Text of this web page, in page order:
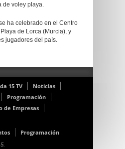
de voley playa.
celebrado en el Centro
de Lorca (Murcia), y
jugadores del país.
15 TV
Noticias
Programación
de Empresas
Programación